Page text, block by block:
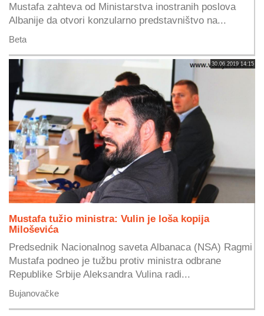
Mustafa zahteva od Ministarstva inostranih poslova
Albanije da otvori konzularno predstavništvo na...
Beta
30.06.2019 14:15
Mustafa tužio ministra: Vulin je loša kopija
Miloševića
Predsednik Nacionalnog saveta Albanaca (NSA) Ragmi
Mustafa podneo je tužbu protiv ministra odbrane
Republike Srbije Aleksandra Vulina radi...
Bujanovačke